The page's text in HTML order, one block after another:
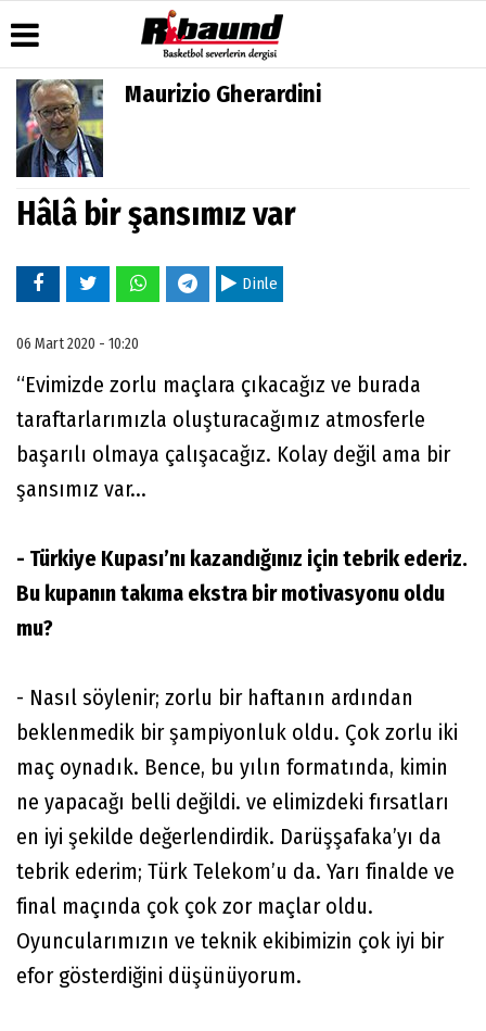
Üye Paneli
Haber
Arşivi
Gazete
Arşivi
Manşetleri
Anketler
Biyografiler
Galeri
Foto
Maurizio Gherardini
Hâlâ bir şansımız var
Dinle
06 Mart 2020 - 10:20
“Evimizde zorlu maçlara çıkacağız ve burada
taraftarlarımızla oluşturacağımız atmosferle
başarılı olmaya çalışacağız. Kolay değil ama bir
şansımız var...
- Türkiye Kupası’nı kazandığınız için tebrik ederiz.
Bu kupanın takıma ekstra bir motivasyonu oldu
mu?
- Nasıl söylenir; zorlu bir haftanın ardından
beklenmedik bir şampiyonluk oldu. Çok zorlu iki
maç oynadık. Bence, bu yılın formatında, kimin
ne yapacağı belli değildi. ve elimizdeki fırsatları
en iyi şekilde değerlendirdik. Darüşşafaka’yı da
tebrik ederim; Türk Telekom’u da. Yarı finalde ve
final maçında çok çok zor maçlar oldu.
Oyuncularımızın ve teknik ekibimizin çok iyi bir
efor gösterdiğini düşünüyorum.